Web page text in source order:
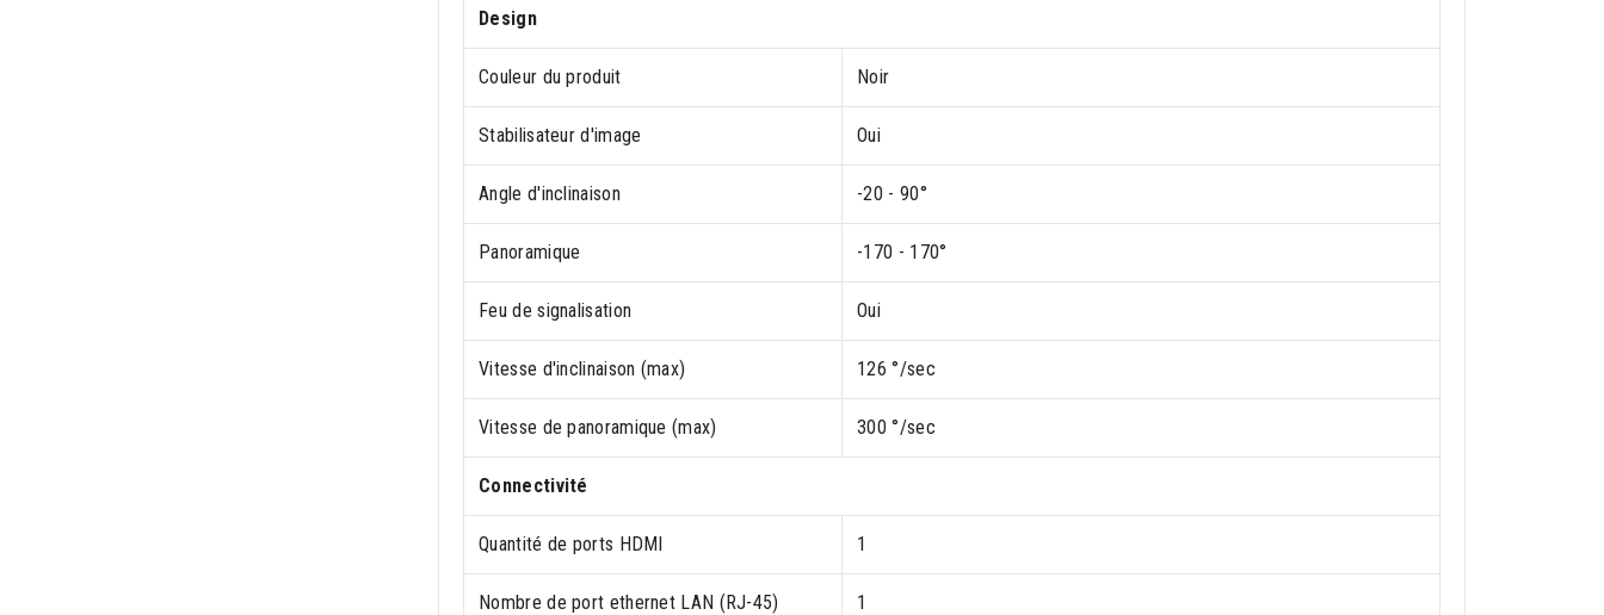
Design
Couleur du produit Noir
Stabilisateur d'image Oui
Angle d'inclinaison -20 - 90°
Panoramique -170 - 170°
Feu de signalisation Oui
Vitesse d'inclinaison (max) 126 °/sec
Vitesse de panoramique (max) 300 °/sec
Connectivité
Quantité de ports HDMI 1
Nombre de port ethernet LAN (RJ-45) 1